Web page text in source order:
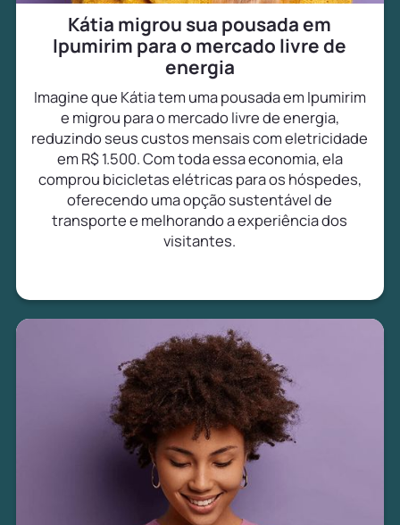
Kátia migrou sua pousada em
Ipumirim para o mercado livre de
energia
Imagine que Kátia tem uma pousada em Ipumirim
e migrou para o mercado livre de energia,
reduzindo seus custos mensais com eletricidade
em R$ 1.500. Com toda essa economia, ela
comprou bicicletas elétricas para os hóspedes,
oferecendo uma opção sustentável de
transporte e melhorando a experiência dos
visitantes.